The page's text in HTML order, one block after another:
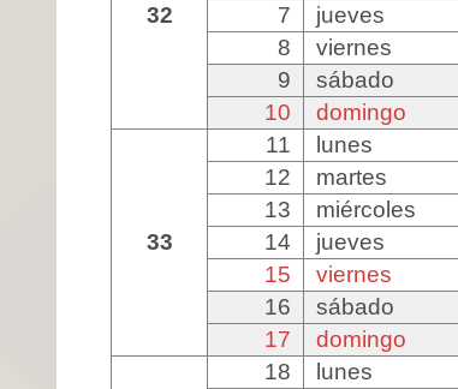
32
7
jueves
8
viernes
9
sábado
10
domingo
33
11
lunes
12
martes
13
miércoles
14
jueves
15
viernes
16
sábado
17
domingo
18
lunes